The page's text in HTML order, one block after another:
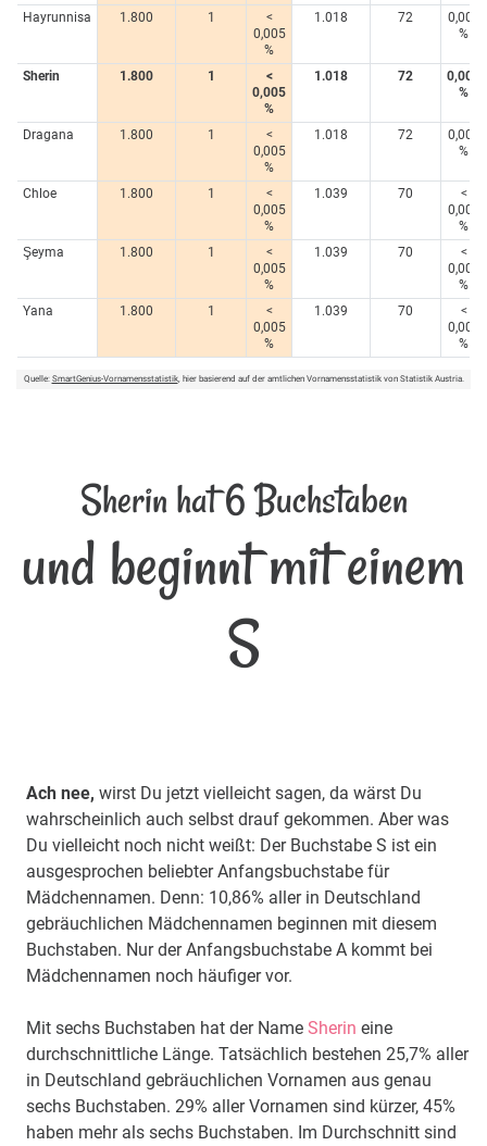
Hayrunnisa 1.800 1
<
0,005
%
1.018 72
0,005
%
Sherin 1.800 1
<
0,005
%
1.018 72
0,005
%
Dragana 1.800 1
<
0,005
%
1.018 72
0,005
%
Chloe 1.800 1
<
0,005
%
1.039 70
<
0,005
%
Şeyma
1.800 1
<
0,005
%
1.039 70
<
0,005
%
Yana
1.800 1
<
0,005
%
1.039 70
<
0,005
%
Quelle: SmartGenius-Vornamensstatistik, hier basierend auf der amtlichen Vornamensstatistik von Statistik Austria.
Sherin hat 6 Buchstaben
und beginnt mit einem
S
Ach nee, wirst Du jetzt vielleicht sagen, da wärst Du
wahrscheinlich auch selbst drauf gekommen. Aber was
Du vielleicht noch nicht weißt: Der Buchstabe S ist ein
ausgesprochen beliebter Anfangsbuchstabe für
Mädchennamen. Denn: 10,86% aller in Deutschland
gebräuchlichen Mädchennamen beginnen mit diesem
Buchstaben. Nur der Anfangsbuchstabe A kommt bei
Mädchennamen noch häufiger vor.
Mit sechs Buchstaben hat der Name Sherin eine
durchschnittliche Länge. Tatsächlich bestehen 25,7% aller
in Deutschland gebräuchlichen Vornamen aus genau
sechs Buchstaben. 29% aller Vornamen sind kürzer, 45%
haben mehr als sechs Buchstaben. Im Durchschnitt sind